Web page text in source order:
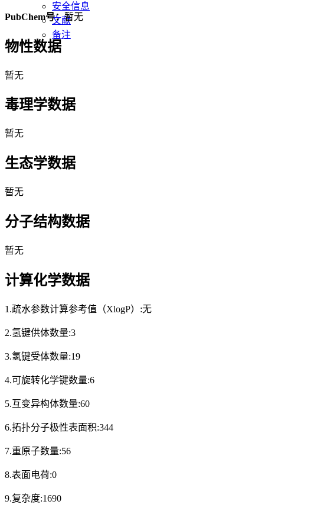
安全信息
文献
备注
PubChem号：暂无
物性数据
暂无
毒理学数据
暂无
生态学数据
暂无
分子结构数据
暂无
计算化学数据
1.疏水参数计算参考值（XlogP）:无
2.氢键供体数量:3
3.氢键受体数量:19
4.可旋转化学键数量:6
5.互变异构体数量:60
6.拓扑分子极性表面积:344
7.重原子数量:56
8.表面电荷:0
9.复杂度:1690